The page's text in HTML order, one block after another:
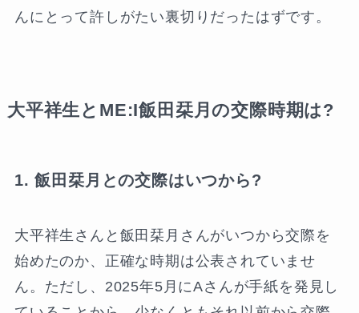
んにとって許しがたい裏切りだったはずです。
大平祥生とME:I飯田栞月の交際時期は?
1. 飯田栞月との交際はいつから?
大平祥生さんと飯田栞月さんがいつから交際を
始めたのか、正確な時期は公表されていませ
ん。ただし、2025年5月にAさんが手紙を発見し